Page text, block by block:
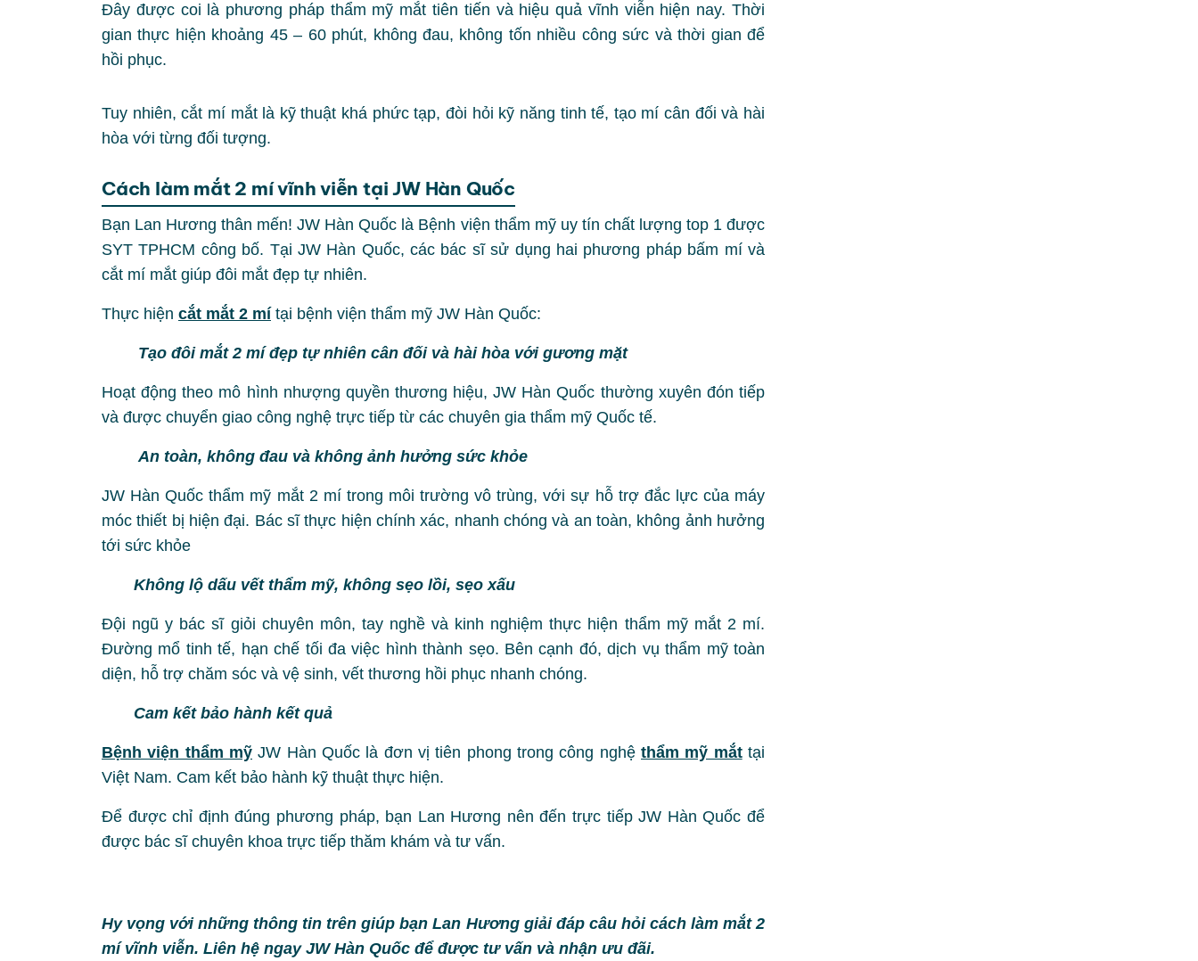
Đây được coi là phương pháp thẩm mỹ mắt tiên tiến và hiệu quả vĩnh viễn hiện nay. Thời
gian thực hiện khoảng 45 – 60 phút, không đau, không tốn nhiều công sức và thời gian để
hồi phục.
Tuy nhiên, cắt mí mắt là kỹ thuật khá phức tạp, đòi hỏi kỹ năng tinh tế, tạo mí cân đối và hài
hòa với từng đối tượng.
Cách làm mắt 2 mí vĩnh viễn tại JW Hàn Quốc
Bạn Lan Hương thân mến! JW Hàn Quốc là Bệnh viện thẩm mỹ uy tín chất lượng top 1 được
SYT TPHCM công bố. Tại JW Hàn Quốc, các bác sĩ sử dụng hai phương pháp bấm mí và
cắt mí mắt giúp đôi mắt đẹp tự nhiên.
Thực hiện cắt mắt 2 mí tại bệnh viện thẩm mỹ JW Hàn Quốc:
Tạo đôi mắt 2 mí đẹp tự nhiên cân đối và hài hòa với gương mặt
Hoạt động theo mô hình nhượng quyền thương hiệu, JW Hàn Quốc thường xuyên đón tiếp
và được chuyển giao công nghệ trực tiếp từ các chuyên gia thẩm mỹ Quốc tế.
An toàn, không đau và không ảnh hưởng sức khỏe
JW Hàn Quốc thẩm mỹ mắt 2 mí trong môi trường vô trùng, với sự hỗ trợ đắc lực của máy
móc thiết bị hiện đại. Bác sĩ thực hiện chính xác, nhanh chóng và an toàn, không ảnh hưởng
tới sức khỏe
Không lộ dấu vết thẩm mỹ, không sẹo lồi, sẹo xấu
Đội ngũ y bác sĩ giỏi chuyên môn, tay nghề và kinh nghiệm thực hiện thẩm mỹ mắt 2 mí.
Đường mổ tinh tế, hạn chế tối đa việc hình thành sẹo. Bên cạnh đó, dịch vụ thẩm mỹ toàn
diện, hỗ trợ chăm sóc và vệ sinh, vết thương hồi phục nhanh chóng.
Cam kết bảo hành kết quả
Bệnh viện thẩm mỹ JW Hàn Quốc là đơn vị tiên phong trong công nghệ thẩm mỹ mắttại
Việt Nam. Cam kết bảo hành kỹ thuật thực hiện.
Để được chỉ định đúng phương pháp, bạn Lan Hương nên đến trực tiếp JW Hàn Quốc để
được bác sĩ chuyên khoa trực tiếp thăm khám và tư vấn.
Hy vọng với những thông tin trên giúp bạn Lan Hương giải đáp câu hỏi cách làm mắt 2
mí vĩnh viễn. Liên hệ ngay JW Hàn Quốc để được tư vấn và nhận ưu đãi.